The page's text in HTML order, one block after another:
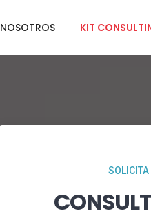
NOSOTROS KIT
SOLICITA